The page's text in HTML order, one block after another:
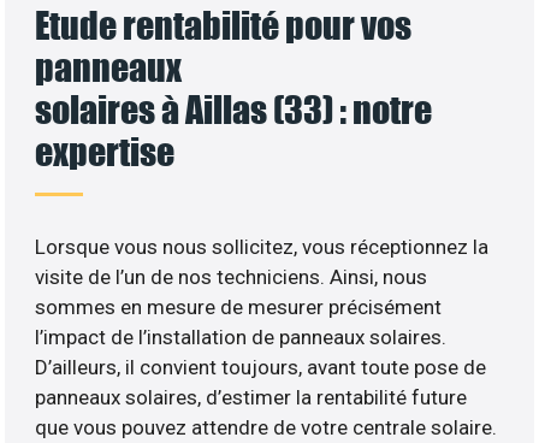
Etude rentabilité pour vos
panneaux
solaires à Aillas (33) : notre
expertise
Lorsque vous nous sollicitez, vous réceptionnez la
visite de l’un de nos techniciens. Ainsi, nous
sommes en mesure de mesurer précisément
l’impact de l’installation de panneaux solaires.
D’ailleurs, il convient toujours, avant toute pose de
panneaux solaires, d’estimer la rentabilité future
que vous pouvez attendre de votre centrale solaire.